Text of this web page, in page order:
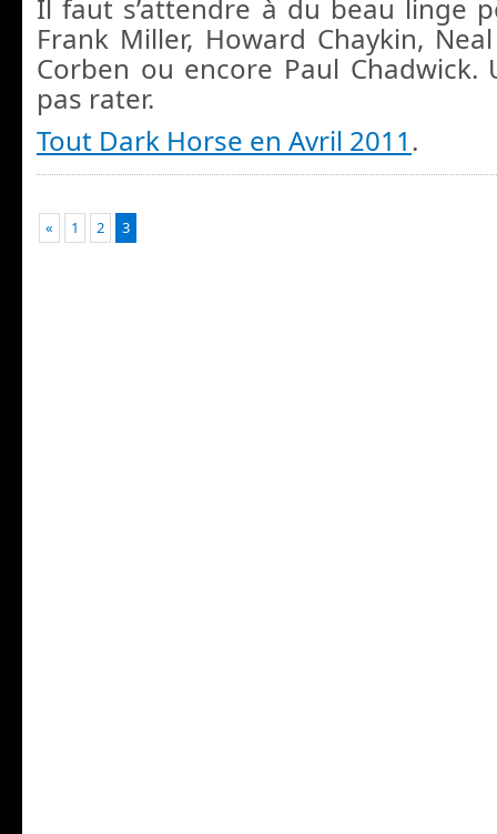
Il faut s’attendre à du beau linge
Frank Miller, Howard Chaykin,
Corben ou encore Paul
pas rater.
Tout Dark Horse en Avril 2011.
« 1 2 3